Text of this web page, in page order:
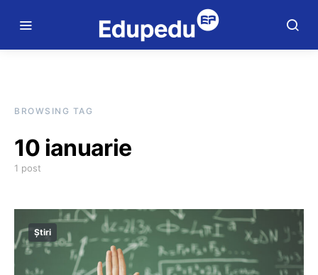
BROWSING TAG
10 ianuarie
1 post
Știri